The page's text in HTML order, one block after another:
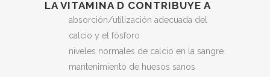
LA VITAMINA D CONTRIBUYE A
absorción/utilización adecuada del
calcio y el fósforo
niveles normales de calcio en la sangre
mantenimiento de huesos sanos